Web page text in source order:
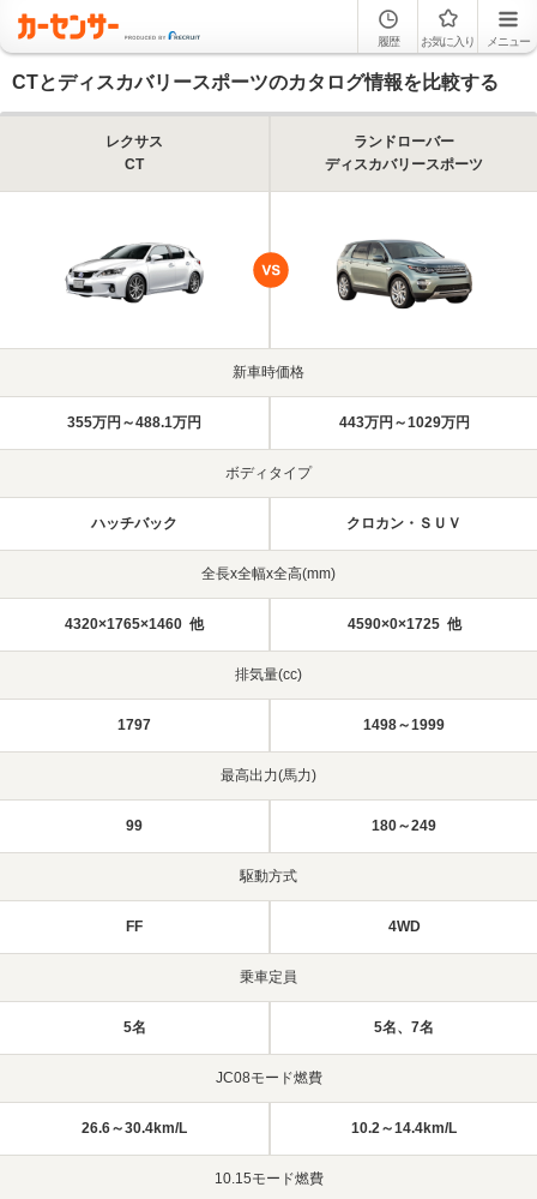
履歴 お気に入り メニュー
CTとディスカバリースポーツのカタログ情報を比較する
レクサス
CT
ランドローバー
ディスカバリースポーツ
新車時価格
355万円～488.1万円 443万円～1029万円
ボディタイプ
ハッチバック クロカン・ＳＵＶ
全長x全幅x全高(mm)
4320×1765×1460 他 4590×0×1725 他
排気量(cc)
1797 1498～1999
最高出力(馬力)
99 180～249
駆動方式
FF 4WD
乗車定員
5名 5名、7名
JC08モード燃費
26.6～30.4km/L 10.2～14.4km/L
10.15モード燃費